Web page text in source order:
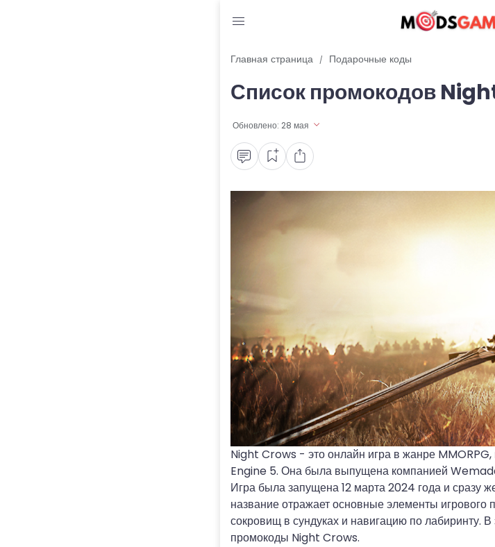
Блог
Читы и коды
Промокоды
Ошибки
Руководства
Главная страница Подарочные коды
Список промокодов
Обновлено: 28 мая
Night Crows - это онлайн игра в жанре
Engine 5. Она была выпущена компанией
Игра была запущена 12 марта 2024 года и сразу
название отражает основные элементы игрового
сокровищ в сундуках и навигацию по лабиринту.
промокоды Night Crows.